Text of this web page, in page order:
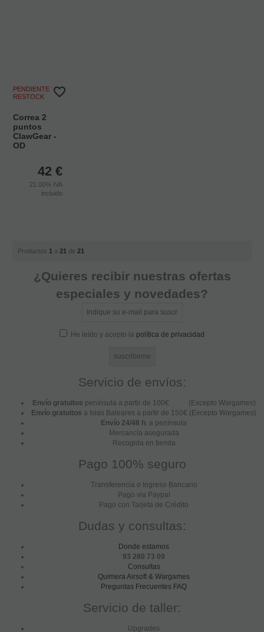
PENDIENTE DE
RESTOCK
Correa 2
puntos
ClawGear -
OD
42 €
21.00% IVA
incluido
Productos 1 a 21 de 21
¿Quieres recibir nuestras ofertas
especiales y novedades?
He leído y acepto la política de privacidad
Servicio de envíos:
Envío gratuitos península a partir de 100€ (Excepto Wargames)
Envío gratuitos a Islas Baleares a partir de 150€ (Excepto Wargames)
Envío 24/48 h . a península
Mercancía asegurada
Recogida en tienda
Pago 100% seguro
Transferencia o Ingreso Bancario
Pago via Paypal
Pago con Tarjeta de Crédito
Dudas y consultas:
Donde estamos
93 280 73 09
Consultas
Quimera Airsoft & Wargames
Preguntas Frecuentes FAQ
Servicio de taller:
Upgrades